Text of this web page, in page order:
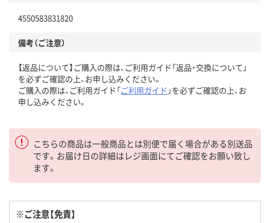
4550583831820
備考（ご注意）
【返品について】ご購入の際は、ご利用ガイド「返品・交換について」
を必ずご確認の上、お申し込みください。
ご購入の際は、ご利用ガイド「ご利用ガイド 」を必ずご確認の上、お
申し込みください。
こちらの商品は一般商品とは別便で届く場合がある別送品
です。お届け日の詳細はレジ画面にてご確認をお願い致し
ます。
※ご注意【免責】